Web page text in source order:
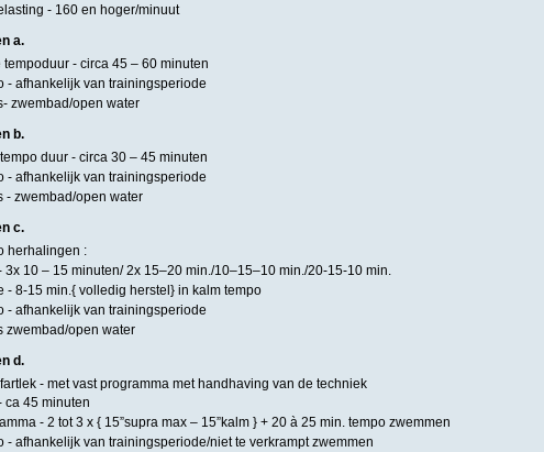
- 160 en hoger/minuut
a.
tempoduur - circa 45 – 60 minuten
- afhankelijk van trainingsperiode
zwembad/open water
b.
duur - circa 30 – 45 minuten
- afhankelijk van trainingsperiode
- zwembad/open water
c.
herhalingen :
3x 10 – 15 minuten/ 2x 15–20 min./10–15–10 min./20-15-10 min.
- 8-15 min.{ volledig herstel} in kalm tempo
- afhankelijk van trainingsperiode
zwembad/open water
d.
- met vast programma met handhaving van de techniek
ca 45 minuten
- 2 tot 3 x { 15”supra max – 15”kalm } + 20 à 25 min. tempo zwemmen
- afhankelijk van trainingsperiode/niet te verkrampt zwemmen